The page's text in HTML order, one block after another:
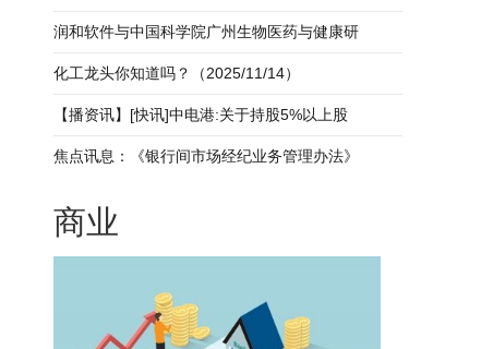
润和软件与中国科学院广州生物医药与健康研
化工龙头你知道吗？（2025/11/14）
【播资讯】[快讯]中电港:关于持股5%以上股
焦点讯息：《银行间市场经纪业务管理办法》
商业